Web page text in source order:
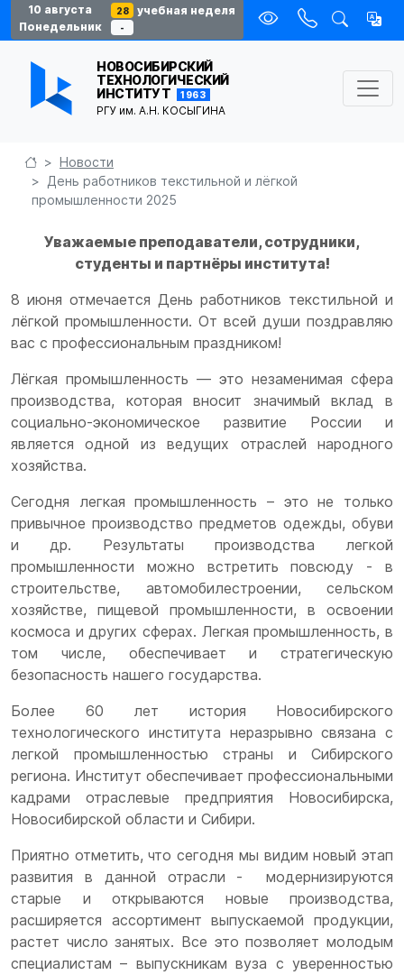
10 августа 28
учебная неделя
Понедельник
-
НОВОСИБИРСКИЙ
ТЕХНОЛОГИЧЕСКИЙ
ИНСТИТУТ
1963
РГУ им. А.Н. КОСЫГИНА
Новости
День работников текстильной и лёгкой
промышленности 2025
Уважаемые преподаватели, сотрудники,
студенты и партнёры института!
8 июня отмечается День работников текстильной и
лёгкой промышленности. От всей души поздравляю
вас с профессиональным праздником!
Лёгкая промышленность — это незаменимая сфера
производства, которая вносит значимый вклад в
социально-экономическое развитие России и
является одной из ведущих отраслей народного
хозяйства.
Сегодня легкая промышленность – это не только
привычное производство предметов одежды, обуви
и др. Результаты производства легкой
промышленности можно встретить повсюду - в
строительстве, автомобилестроении, сельском
хозяйстве, пищевой промышленности, в освоении
космоса и других сферах. Легкая промышленность, в
том числе, обеспечивает и стратегическую
безопасность нашего государства.
Более 60 лет история Новосибирского
технологического института неразрывно связана с
легкой промышленностью страны и Сибирского
региона. Институт обеспечивает профессиональными
кадрами отраслевые предприятия Новосибирска,
Новосибирской области и Сибири.
Приятно отметить, что сегодня мы видим новый этап
развития в данной отрасли - модернизируются
старые и открываются новые производства,
расширяется ассортимент выпускаемой продукции,
растет число занятых. Все это позволяет молодым
специалистам – выпускникам вуза с уверенностью